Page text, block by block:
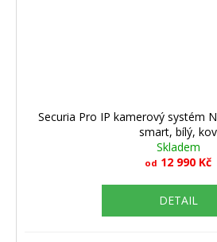
Securia Pro IP kamerový systém
smart, bílý, kov
Skladem
od 12 990 Kč
DETAIL